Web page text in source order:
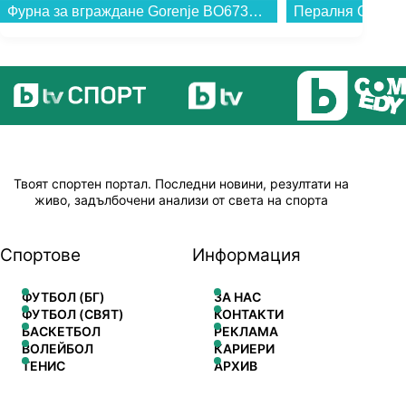
Пералня Gorenje WNHPI94A1PS , 1400 об./мин., 9.00 kg, A , Бял...
Твоят спортен портал. Последни новини, резултати на
живо, задълбочени анализи от света на спорта
Спортове
ФУТБОЛ (БГ)
ФУТБОЛ (СВЯТ)
БАСКЕТБОЛ
ВОЛЕЙБОЛ
ТЕНИС
Информация
ЗА НАС
КОНТАКТИ
РЕКЛАМА
КАРИЕРИ
АРХИВ